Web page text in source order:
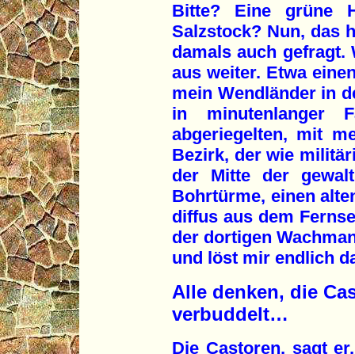
Bitte? Eine grüne
Salzstock? Nun, das
damals auch gefragt.
aus weiter. Etwa
mein Wendländer in
in minutenlanger
abgeriegelten, mit
Bezirk, der wie
der Mitte der
Bohrtürme, einen
diffus aus dem
der dortigen
und löst mir endlich
Alle denken, die
verbuddelt…
Die Castoren, sagt